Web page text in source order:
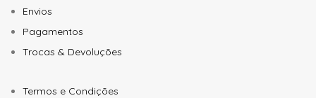
Envios
Pagamentos
Trocas & Devoluções
Termos e Condições